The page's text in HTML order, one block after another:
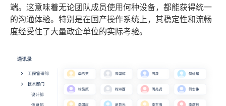
端。这意味着无论团队成员使用何种设备，都能获得统一
的沟通体验。特别是在国产操作系统上，其稳定性和流畅
度经受住了大量政企单位的实际考验。